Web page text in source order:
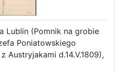
Lublin (Pomnik na grobie
Poniatowskiego
Austryjakami d.14.V.1809),